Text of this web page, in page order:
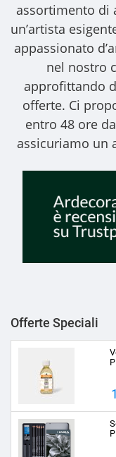
assortimento di
un’artista
appassionato
nel nostro
approfittando
offerte. Ci
entro 48 ore
assicuriamo un
Offerte Speciali